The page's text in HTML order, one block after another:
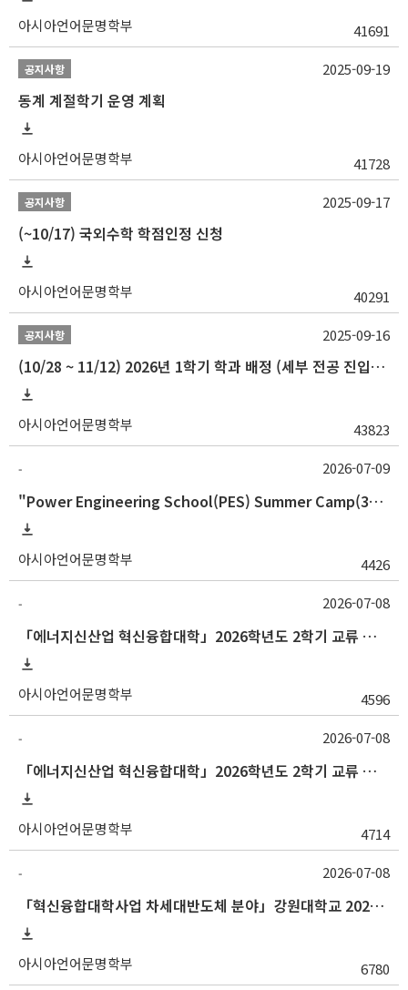
아시아언어문명학부 41691
공지사항
동계 계절학기 운영 계획
아시아언어문명학부 41728
2025-09-19
공지사항
(~10/17) 국외수학 학점인정 신청
아시아언어문명학부 40291
2025-09-17
공지사항
(10/28 ~ 11/12) 2026년 1학기 학과 배정 (세부 전공 진입) 안내
아시아언어문명학부 43823
2025-09-16
-
"Power Engineering School(PES) Summer Camp(34기)" 참가자 모집
아시아언어문명학부 4426
2026-07-09
-
「에너지신산업 혁신융합대학」2026학년도 2학기 교류 수학 안내(강원대)
아시아언어문명학부 4596
2026-07-08
-
「에너지신산업 혁신융합대학」2026학년도 2학기 교류 수학 안내(전북대)
아시아언어문명학부 4714
2026-07-08
-
「혁신융합대학사업 차세대반도체 분야」강원대학교 2026학년도 2학기 교류 수학 안내
아시아언어문명학부 6780
2026-07-08